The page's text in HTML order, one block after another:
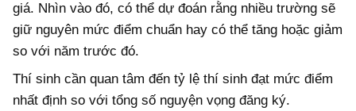
giá. Nhìn vào đó, có thể dự đoán rằng nhiều trường sẽ
giữ nguyên mức điểm chuẩn hay có thể tăng hoặc giảm
so với năm trước đó.
Thí sinh cần quan tâm đến tỷ lệ thí sinh đạt mức điểm
nhất định so với tổng số nguyện vọng đăng ký.